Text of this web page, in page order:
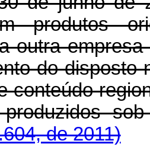
produtos
outra
do disposto
conteúdo
de 2011)